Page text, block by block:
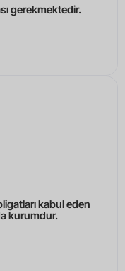
gerekmektedir.
kabul eden
kurumdur.